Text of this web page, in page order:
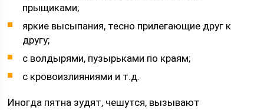
прыщиками;
яркие высыпания, тесно прилегающие друг к
другу;
с волдырями, пузырьками по краям;
с кровоизлияниями и т.д.
Иногда пятна зудят, чешутся, вызывают